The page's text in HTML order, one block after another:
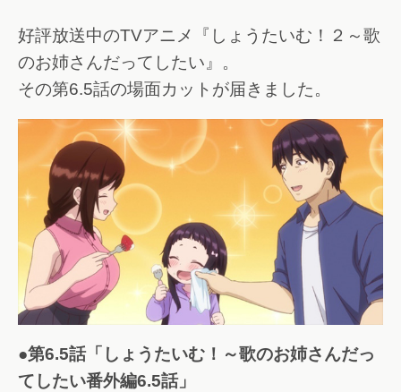
好評放送中のTVアニメ『しょうたいむ！２～歌
のお姉さんだってしたい』。
その第6.5話の場面カットが届きました。
●第6.5話「しょうたいむ！～歌のお姉さんだっ
てしたい番外編6.5話」